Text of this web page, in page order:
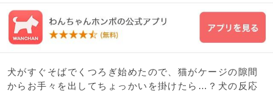
犬がすぐそばでくつろぎ始めたので、猫がケージの隙間
からお手々を出してちょっかいを掛けたら…？犬の反応